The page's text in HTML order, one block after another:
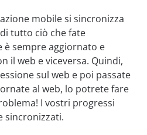
mobile si sincronizza
tutto ciò che fate
è sempre aggiornato e
il web e viceversa. Quindi,
sul web e poi passate
al web, lo potrete fare
I vostri progressi
sincronizzati.